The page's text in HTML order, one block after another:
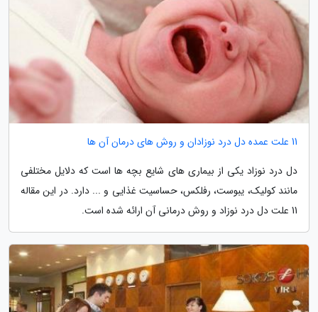
11 علت عمده دل درد نوزادان و روش های درمان آن ها
دل درد نوزاد یکی از بیماری های شایع بچه ها است که دلایل مختلفی
مانند کولیک، یبوست، رفلکس، حساسیت غذایی و ... دارد. در این مقاله
11 علت دل درد نوزاد و روش درمانی آن ارائه شده است.